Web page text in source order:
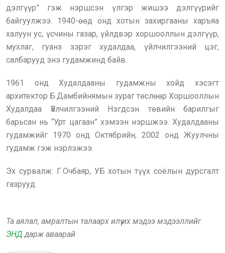
дэлгүүр” гэж нэршсэн үлгэр жишээ дэлгүүрийг
байгуулжээ. 1940-өөд онд хотын захиргааны харъяа
халуун ус, үсчины газар, үйлдвэр хоршооллын дэлгүүр,
мухлаг, гуанз зэрэг худалдаа, үйлчилгээний цэг,
салбарууд энэ гудамжинд байв.
1961 онд Худалдааны гудамжны хойд хэсэгт
архитектор Б.Дамбийнямын зураг төслөөр Хоршооллын
Худалдаа Үйлчилгээний Нэгдсэн төвийн барилгыг
барьсан нь “Урт цагаан” хэмээн нэршжээ. Худалдааны
гудамжийг 1970 онд Октябрийн, 2002 онд Жуулчны
гудамж гэж нэрлэжээ.
Эх сурвалж: Г.Очбаяр, УБ хотын түүх соёлын дурсгалт
газрууд
Та аялал, амралтын талаарх илүү их мэдээ мэдээллийг
ЭНД дарж аваарай